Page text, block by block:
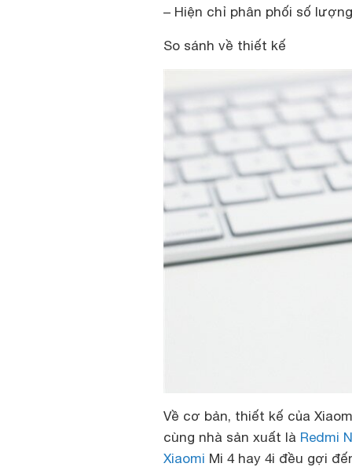
– Hiện chỉ phân phối số
So sánh về thiết kế
Về cơ bản, thiết kế của
cùng nhà sản xuất là Redmi
Xiaomi Mi 4 hay 4i đều gợi